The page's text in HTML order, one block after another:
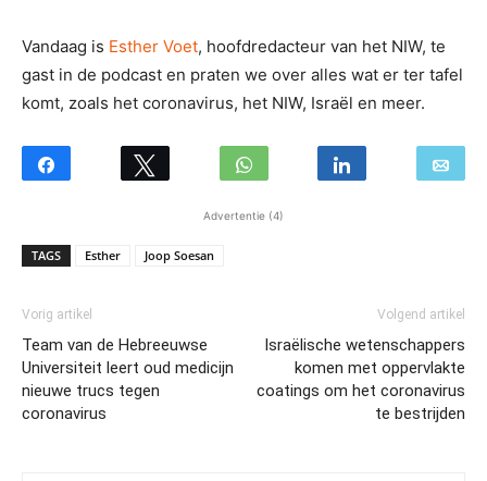
Vandaag is Esther Voet, hoofdredacteur van het NIW, te
gast in de podcast en praten we over alles wat er ter tafel
komt, zoals het coronavirus, het NIW, Israël en meer.
Advertentie (4)
TAGS Esther Joop Soesan
Vorig artikel
Team van de Hebreeuwse
Universiteit leert oud medicijn
nieuwe trucs tegen
coronavirus
Volgend artikel
Israëlische wetenschappers
komen met oppervlakte
coatings om het coronavirus
te bestrijden